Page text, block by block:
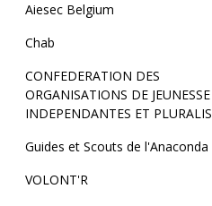
Aiesec Belgium
Chab
CONFEDERATION DES
ORGANISATIONS DE JEUNESSE
INDEPENDANTES ET
Guides et Scouts de l'Anaconda
VOLONT'R